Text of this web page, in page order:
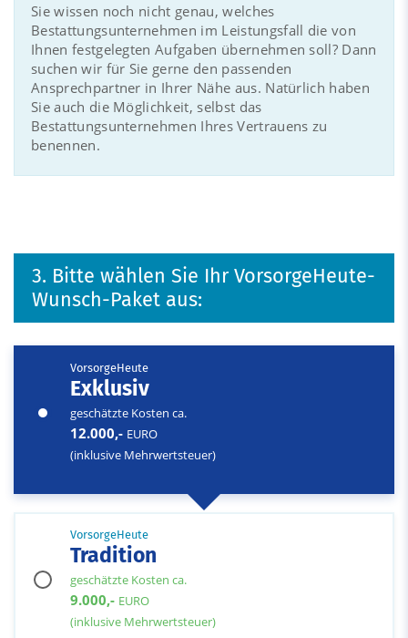
Sie wissen noch nicht genau, welches
Bestattungsunternehmen im Leistungsfall die von
Ihnen festgelegten Aufgaben übernehmen soll? Dann
suchen wir für Sie gerne den passenden
Ansprechpartner in Ihrer Nähe aus. Natürlich haben
Sie auch die Möglichkeit, selbst das
Bestattungsunternehmen Ihres Vertrauens zu
benennen.
3. Bitte wählen Sie Ihr VorsorgeHeute-
Wunsch-Paket aus:
VorsorgeHeute
Exklusiv
geschätzte Kosten ca.
12.000,- EURO
(inklusive Mehrwertsteuer)
VorsorgeHeute
Tradition
geschätzte Kosten ca.
9.000,- EURO
(inklusive Mehrwertsteuer)